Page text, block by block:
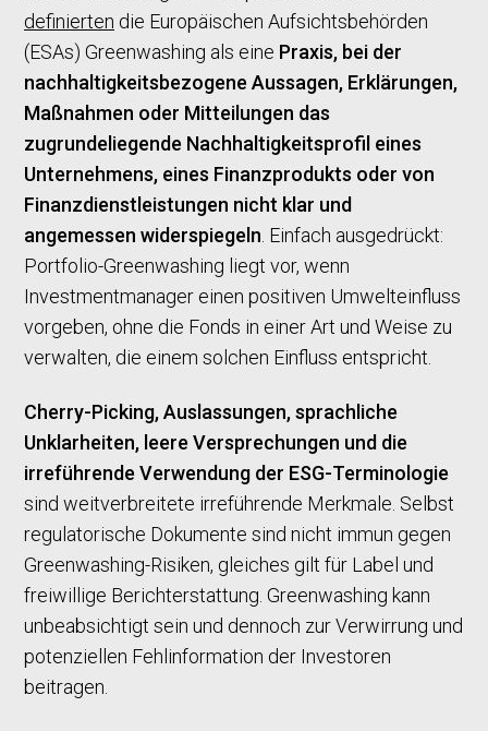
definierten die Europäischen Aufsichtsbehörden
(ESAs) Greenwashing als eine Praxis, bei der
nachhaltigkeitsbezogene Aussagen, Erklärungen,
Maßnahmen oder Mitteilungen das
zugrundeliegende Nachhaltigkeitsprofil eines
Unternehmens, eines Finanzprodukts oder von
Finanzdienstleistungen nicht klar und
angemessen widerspiegeln . Einfach ausgedrückt:
Portfolio-Greenwashing liegt vor, wenn
Investmentmanager einen positiven Umwelteinfluss
vorgeben, ohne die Fonds in einer Art und Weise zu
verwalten, die einem solchen Einfluss entspricht.
Cherry-Picking, Auslassungen, sprachliche
Unklarheiten, leere Versprechungen und die
irreführende Verwendung der ESG-Terminologie
sind weitverbreitete irreführende Merkmale. Selbst
regulatorische Dokumente sind nicht immun gegen
Greenwashing-Risiken, gleiches gilt für Label und
freiwillige Berichterstattung. Greenwashing kann
unbeabsichtigt sein und dennoch zur Verwirrung und
potenziellen Fehlinformation der Investoren
beitragen.